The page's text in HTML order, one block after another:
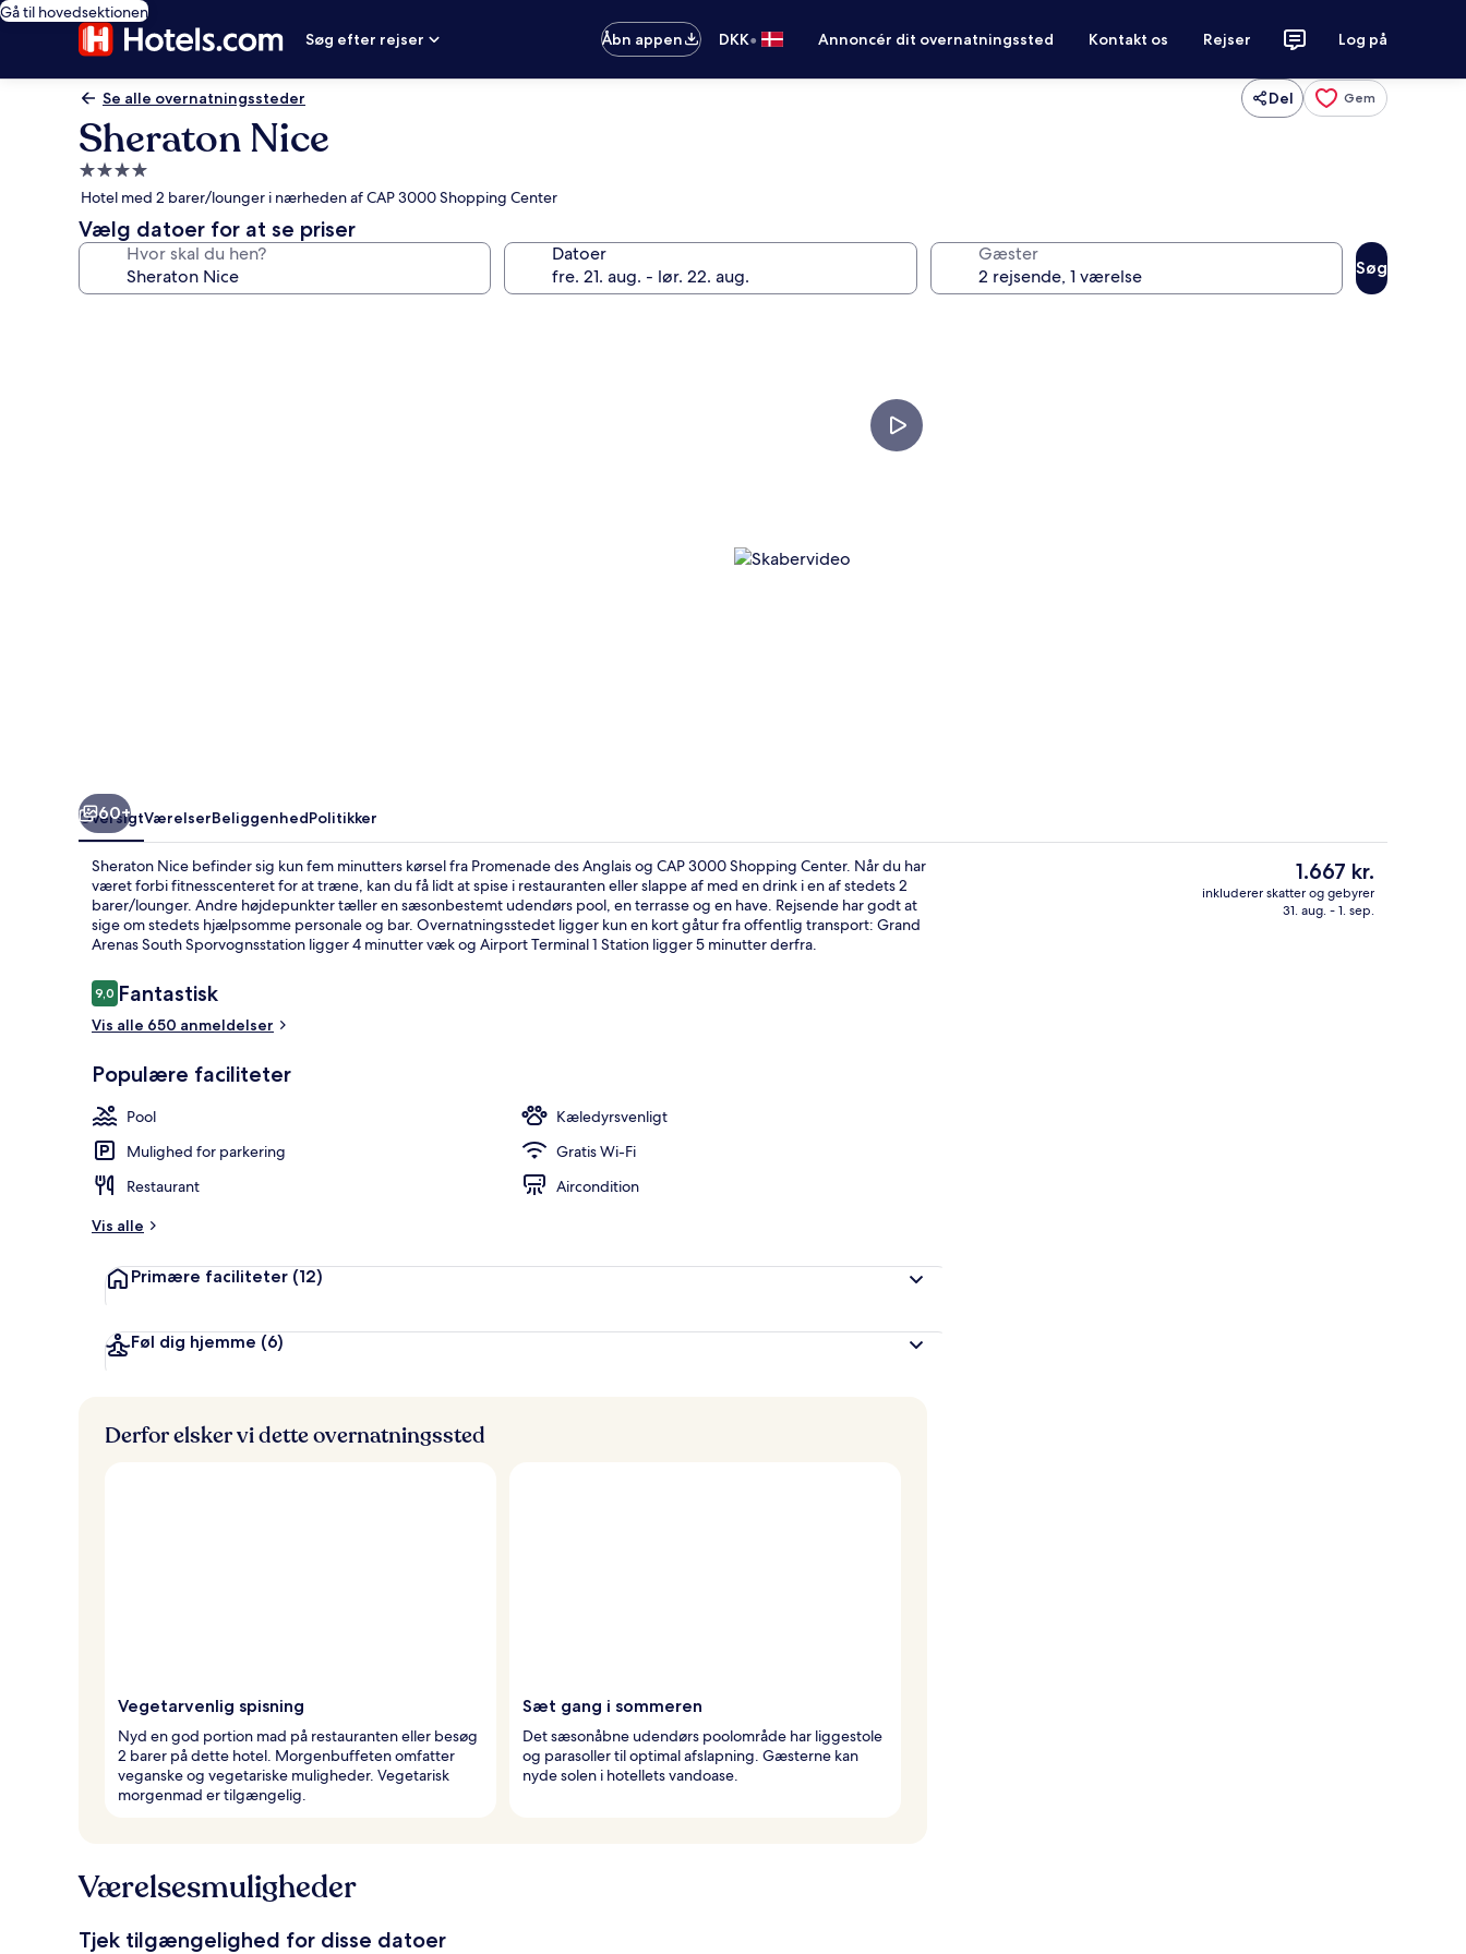
Gå til hovedsektionen
Søg efter rejser
Åbn appen DKK• Annoncér dit overnatningssted Kontakt os Rejser Log på
Se alle overnatningssteder Del Gem
Sheraton Nice
4.0-
stjernet
overnatningssted
Hotel med 2 barer/lounger i nærheden af CAP 3000 Shopping Center
Vælg datoer for at se priser
Hvor skal du hen? Datoer Gæster
Søg
Morgenmadsbuffet hver dag mod et gebyr Sæsonbestemt udendørs pool, åben
60+
OversigtVærelserBeliggenhedPolitikker
Sheraton Nice befinder sig kun fem minutters kørsel fra Promenade des Anglais og CAP 3000 Shopping Center. Når du har
været forbi fitnesscenteret for at træne, kan du få lidt at spise i restauranten eller slappe af med en drink i en af stedets 2
barer/lounger. Andre højdepunkter tæller en sæsonbestemt udendørs pool, en terrasse og en have. Rejsende har godt at
sige om stedets hjælpsomme personale og bar. Overnatningsstedet ligger kun en kort gåtur fra offentlig transport: Grand
Arenas South Sporvognsstation ligger 4 minutter væk og Airport Terminal 1 Station ligger 5 minutter derfra.
Anmeldelser
9,09,0 ud af 10.
Fantastisk
Vis alle 650 anmeldelser
Populære faciliteter
Pool
Kæledyrsvenligt
Mulighed for parkering
Gratis Wi-Fi
Restaurant
Aircondition
Vis alle
Primære faciliteter (12)
Føl dig hjemme (6)
Den
nuværende
pris
1.667 kr.
inkluderer skatter og gebyrer
31. aug. - 1. sep.
Derfor elsker vi dette overnatningssted
Vegetarvenlig spisning
Nyd en god portion mad på restauranten eller besøg
2 barer på dette hotel. Morgenbuffeten omfatter
veganske og vegetariske muligheder. Vegetarisk
morgenmad er tilgængelig.
Sæt gang i sommeren
Det sæsonåbne udendørs poolområde har liggestole
og parasoller til optimal afslapning. Gæsterne kan
nyde solen i hotellets vandoase.
Værelsesmuligheder
Tjek tilgængelighed for disse datoer